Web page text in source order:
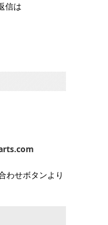
信は
わせボタンより